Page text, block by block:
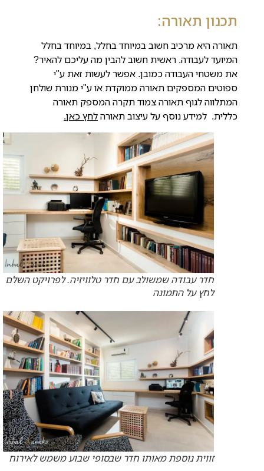
תכנון תאורה:
תאורה היא מרכיב חשוב במיוחד בחלל, במיוחד בחלל
המיועד לעבודה. ראשית חשוב להבין מה עליכם להאיר?
את משטחי העבודה כמובן. אפשר לעשות זאת ע"י
ספוטים המספקים תאורה ממוקדת או ע"י מנורת שולחן
המתלווה לגוף תאורה צמוד תקרה המספק תאורה
כללית. למידע נוסף על עיצוב תאורהלחץ כאן.
חדר עבודה שמשולב עם חדר טלוויזיה. לפרויקט השלם
לחץ על התמונה
זווית נוספת מאותו חדר שבסופי שבוע משמש לאירוח